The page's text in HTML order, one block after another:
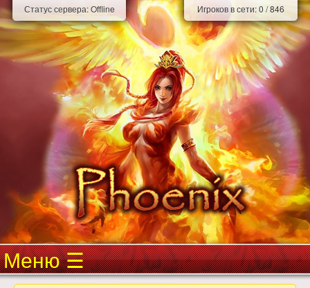
Статус сервера:Offline Игроков в сети:0 /846
Меню